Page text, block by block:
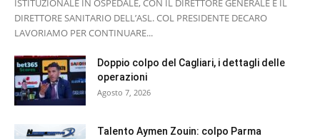
ISTITUZIONALE IN OSPEDALE, CON IL DIRETTORE GENERALE E IL
DIRETTORE SANITARIO DELL’ASL. COL PRESIDENTE DECARO
LAVORIAMO PER CONTINUARE...
Doppio colpo del Cagliari, i dettagli delle
operazioni
Agosto 7, 2026
Talento Aymen Zouin: colpo Parma